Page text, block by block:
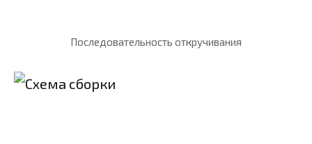
Последовательность откручивания